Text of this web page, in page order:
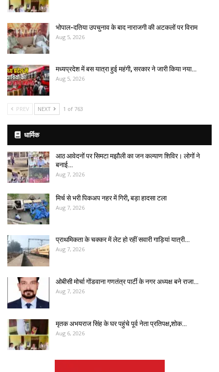
भोपाल-दतिया उपचुनाव के बाद नाराजगी की अटकलों पर विराम
Aug 5, 2026
मध्यप्रदेश में बस यात्रा हुई महंगी, सरकार ने जारी किया नया…
Aug 5, 2026
PREV NEXT 1 of 763
धार्मिक
आठ आवेदनों पर सिमटा मझौली का जन कल्याण शिविर। लोगों ने
बनाई…
Aug 7, 2026
मिर्च से भरी पिकअप नहर में गिरी, बड़ा हादसा टला
Aug 7, 2026
प्राथमिकता के चक्कर में लेट हो रहीं सवारी गाड़ियां यात्री…
Aug 7, 2026
ओबीसी मोर्चा गोंडवाना गणतंत्र पार्टी के नगर अध्यक्ष बने राजा…
Aug 7, 2026
मृतक अभयराज सिंह के घर पहुंचे पूर्व नेता प्रतिपक्ष,शोक…
Aug 6, 2026